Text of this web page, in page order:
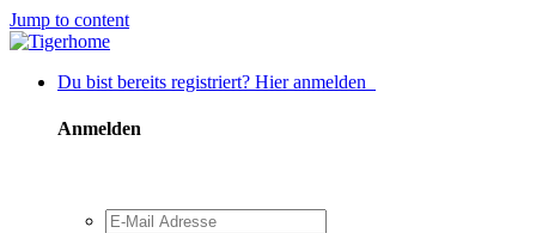
Jump to content
Du bist bereits registriert? Hier anmelden
Anmelden